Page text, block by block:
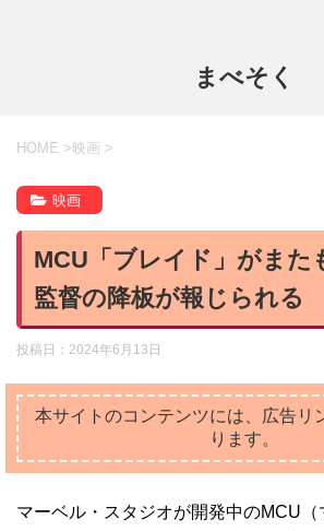
まべそく
HOME > 映画 >
映画
MCU「ブレイド」がまた
監督の降板が報じられる
投稿日： 2024年6月13日
本サイトのコンテンツには、広告リ
ります。
マーベル・スタジオが開発中のMCU（